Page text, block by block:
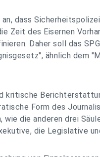
dass
Zeit des Eisernen
Daher soll das
ähnlich dem
kritische
Form des
wie die anderen drei
die Legislative